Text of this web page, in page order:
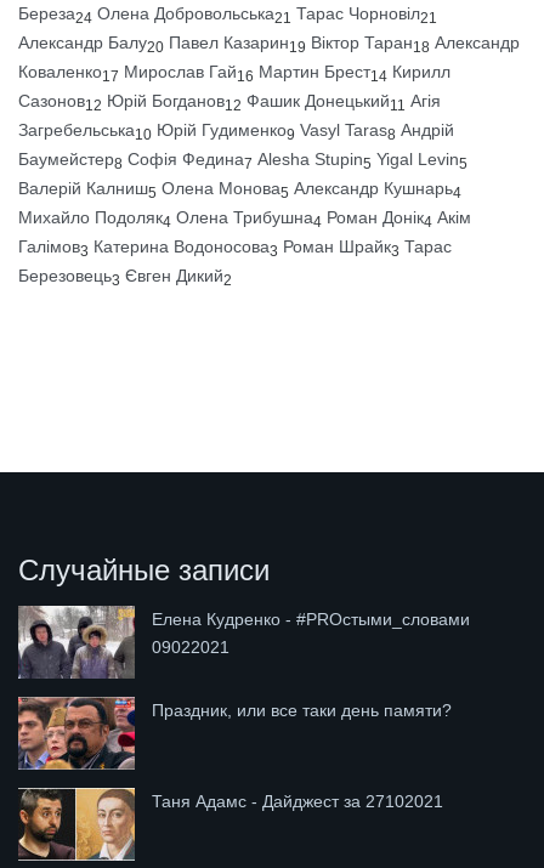
Береза24 Олена Добровольська21 Тарас Чорновіл21
Александр Балу20 Павел Казарин19 Віктор Таран18 Александр
Коваленко17 Мирослав Гай16 Мартин Брест14 Кирилл
Сазонов12 Юрій Богданов12 Фашик Донецький11 Агія
Загребельська10 Юрій Гудименко9 Vasyl Taras8 Андрій
Баумейстер8 Софія Федина7 Alesha Stupin5 Yigal Levin5
Валерій Калниш5 Олена Монова5 Александр Кушнарь4
Михайло Подоляк4 Олена Трибушна4 Роман Донік4 Акім
Галімов3 Катерина Водоносова3 Роман Шрайк3 Тарас
Березовець3 Євген Дикий2
Случайные записи
Елена Кудренко - #PROстыми_словами
09022021
Праздник, или все таки день памяти?
Таня Адамс - Дайджест за 27102021